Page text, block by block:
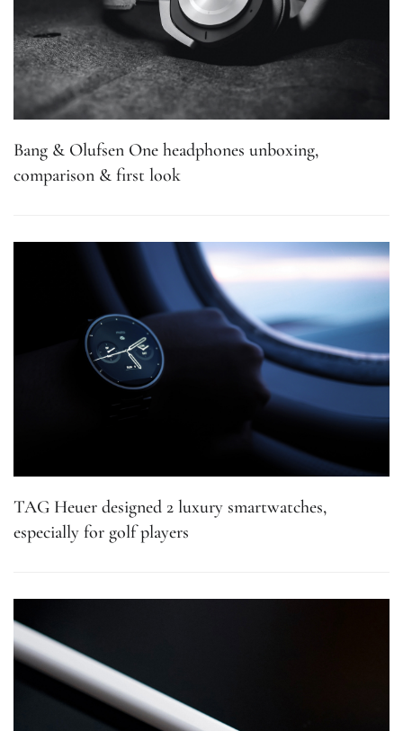
Bang & Olufsen One headphones unboxing,
comparison & first look
TAG Heuer designed 2 luxury smartwatches,
especially for golf players